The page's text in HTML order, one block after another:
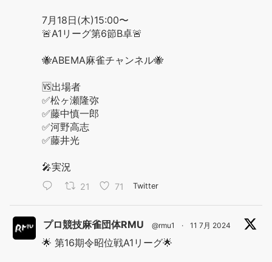
7月18日(木)15:00〜
🚨A1リーグ第6節B卓🚨
🐝ABEMA麻雀チャンネル🐝
🆚出場者
✅松ヶ瀬隆弥
✅藤中慎一郎
✅河野高志
✅藤井光
🎤実況
21 71 Twitter
プロ競技麻雀団体RMU @rmu1 · 11 7月 2024
🌟 第16期令昭位戦A1リーグ🌟